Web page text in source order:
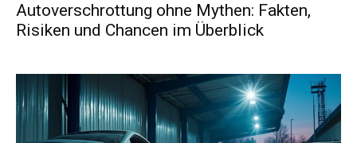
Autoverschrottung ohne Mythen: Fakten,
Risiken und Chancen im Überblick